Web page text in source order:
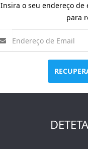
Insira o seu endereço de
para